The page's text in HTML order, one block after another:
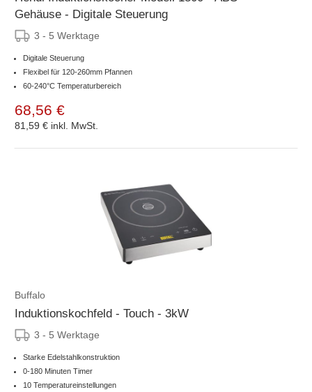
Gehäuse - Digitale Steuerung
3 - 5 Werktage
Digitale Steuerung
Flexibel für 120-260mm Pfannen
60-240°C Temperaturbereich
68,56 €
81,59 € inkl. MwSt.
Buffalo
Induktionskochfeld - Touch - 3kW
3 - 5 Werktage
Starke Edelstahlkonstruktion
0-180 Minuten Timer
10 Temperatureinstellungen